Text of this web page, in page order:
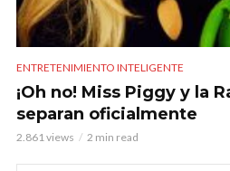
ENTRETENIMIENTO INTELIGENTE
¡Oh no! Miss Piggy y la
separan oficialmente
2.861 views 2 min read